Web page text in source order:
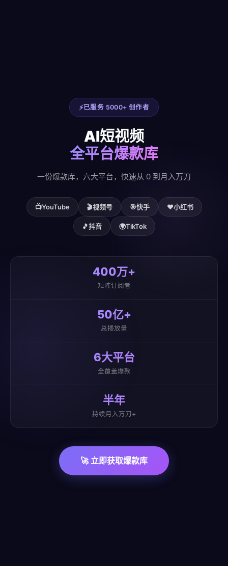
已服务 5000+ 创作者
AI短视频
全平台爆款库
一份爆款库，六大平台，快速从 0 到月入万刀
📺YouTube 🎬视频号 🎯快手 ❤️小红书
🎵抖音 🌍TikTok
400万+
矩阵订阅者
50亿+
总播放量
6大平台
全覆盖爆款
半年
持续月入万刀+
🚀 立即获取爆款库